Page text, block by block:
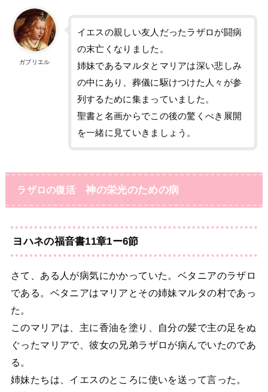
ガブリエル
イエスの親しい友人だったラザロが闘病
の末亡くなりました。
姉妹であるマルタとマリアは深い悲しみ
の中にあり、葬儀に駆けつけた人々が参
列するために集まっていました。
聖書と名画からでこの後の驚くべき展開
を一緒に見ていきましょう。
ラザロの復活 神の栄光のための病
ヨハネの福音書11章1ー6節
さて、ある人が病気にかかっていた。ベタニアのラザロ
である。ベタニアはマリアとその姉妹マルタの村であっ
た。
このマリアは、主に香油を塗り、自分の髪で主の足をぬ
ぐったマリアで、彼女の兄弟ラザロが病んでいたのであ
る。
姉妹たちは、イエスのところに使いを送って言った。